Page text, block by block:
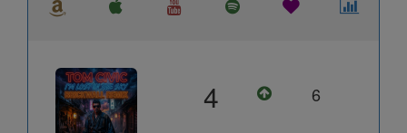
4 6